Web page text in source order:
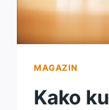
MAGAZIN
Kako